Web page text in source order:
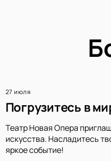
27 июля
Погрузитесь в
Театр Новая Опера
искусства. Насладитесь
яркое событие!